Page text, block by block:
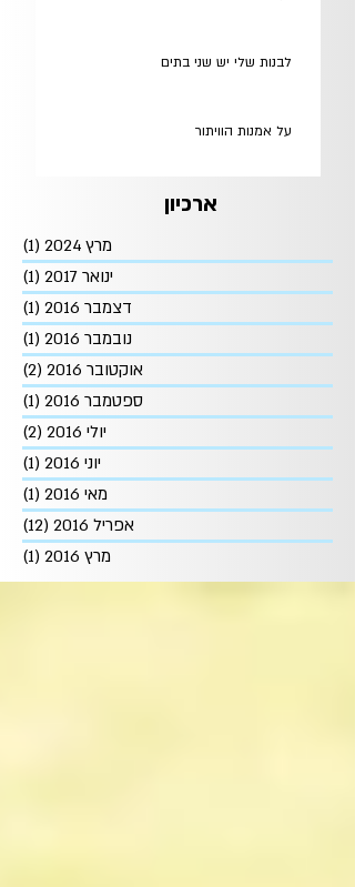
לבנות שלי יש שני בתים
על אמנות הוויתור
ארכיון
מרץ 2024 (1)
ינואר 2017
(1)
דצמבר 2016
(1)
נובמבר 2016
(1)
אוקטובר 2016
(2)
ספטמבר 2016
(1)
יולי 2016
(2)
יוני 2016
(1)
מאי 2016
(1)
אפריל 2016
(12)
מרץ 2016
(1)